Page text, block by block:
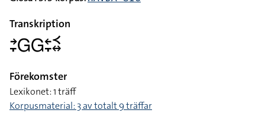
Transkription
􌥔􌥙􌤦􌤦􌥓􌥙􌥹􌦉
Förekomster
Lexikonet: 1 träff
Korpusmaterial: 3 av totalt 9 träffar